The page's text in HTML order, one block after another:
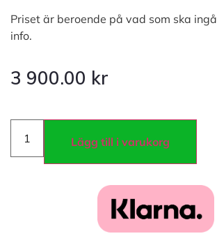
Priset är beroende på vad som ska
info.
3 900.00 kr
Lägg till i varukorg